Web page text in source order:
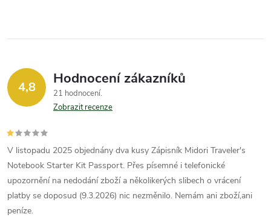
4,8 Hodnocení zákazníků
21 hodnocení
Zobrazit recenze
V listopadu 2025 objednány dva kusy Zápisník Midori Traveler's
Notebook Starter Kit Passport. Přes písemné i telefonické
upozornění na nedodání zboží a několikerých slibech o vrácení
platby se doposud (9.3.2026) nic nezměnilo. Nemám ani zboží,ani
peníze.